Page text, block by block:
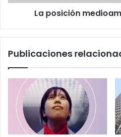
La posición
Publicaciones